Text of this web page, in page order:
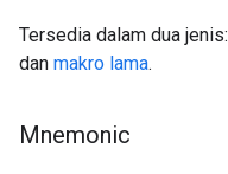
Tersedia dalam dua jenis:
dan makro lama.
Mnemonic